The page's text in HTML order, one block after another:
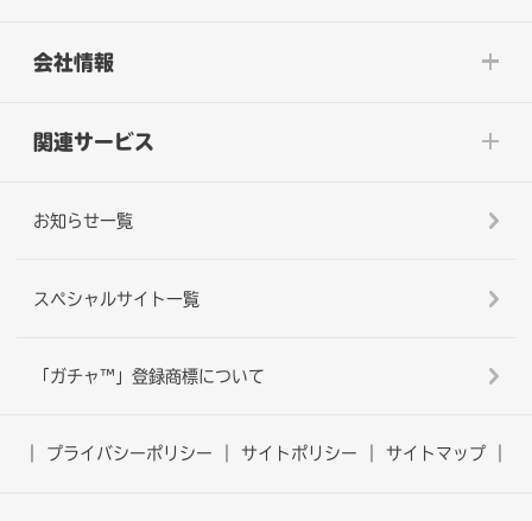
会社情報
関連サービス
お知らせ一覧
スペシャルサイト一覧
「ガチャ™」登録商標について
プライバシーポリシー サイトポリシー サイトマップ